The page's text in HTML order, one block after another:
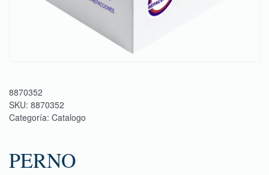
8870352
SKU: 8870352
Categoría: Catalogo
PERNO